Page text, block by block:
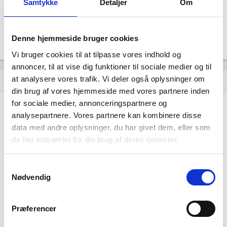
Samtykke Detaljer Om
Denne hjemmeside bruger cookies
Vi bruger cookies til at tilpasse vores indhold og
annoncer, til at vise dig funktioner til sociale medier og til
at analysere vores trafik. Vi deler også oplysninger om
din brug af vores hjemmeside med vores partnere inden
for sociale medier, annonceringspartnere og
analysepartnere. Vores partnere kan kombinere disse
data med andre oplysninger, du har givet dem, eller som
de har indsamlet fra din brug af deres tjenester.
Nødvendig
Præferencer
Årsrapporten 2024-12
Årsrapporten 2023-12
assignment Regnskaber
Resultat i 1000
DKK
2025-12 2024-12 2023-12
Nettoomsætning - -
Bruttofortjeneste -224 -44 -18
Driftsresultat
Resultat før skat -674